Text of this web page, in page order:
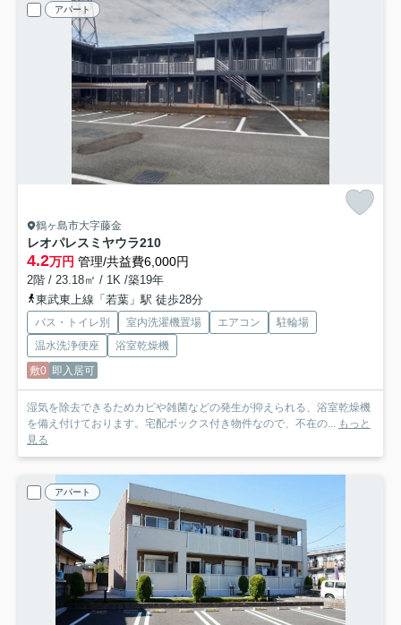
アパート
鶴ヶ島市大字藤金
レオパレスミヤウラ210
4.2万円 管理/共益費6,000円
2階 / 23.18㎡ / 1K /築19年
東武東上線「若葉」駅 徒歩28分
バス・トイレ別 室内洗濯機置場 エアコン
駐輪場
温水洗浄便座
浴室乾燥機
敷0 即入居可
湿気を除去できるためカビや雑菌などの発生が抑えられる、浴室乾燥機
を備え付けております。宅配ボックス付き物件なので、不在の... もっと
見る
アパート